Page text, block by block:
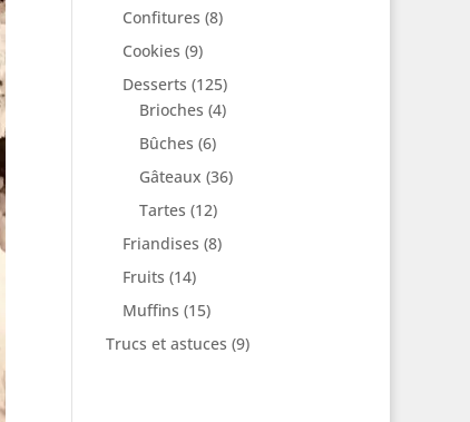
Confitures (8)
Cookies (9)
Desserts (125)
Brioches (4)
Bûches (6)
Gâteaux (36)
Tartes (12)
Friandises (8)
Fruits (14)
Muffins (15)
Trucs et astuces (9)